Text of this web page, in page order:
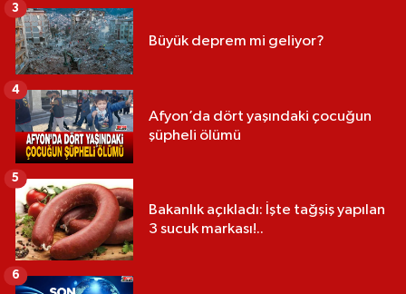
Büyük deprem mi geliyor?
3
Afyon’da dört yaşındaki çocuğun
şüpheli ölümü
4
Bakanlık açıkladı: İşte tağşiş yapılan
3 sucuk markası!..
5
6